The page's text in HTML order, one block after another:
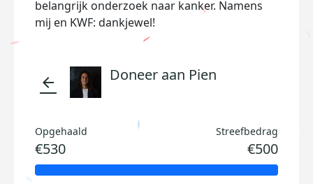
belangrijk onderzoek naar kanker. Namens
mij en KWF: dankjewel!
arrow_back Doneer aan Pien
Opgehaald
€530
Streefbedrag
€500